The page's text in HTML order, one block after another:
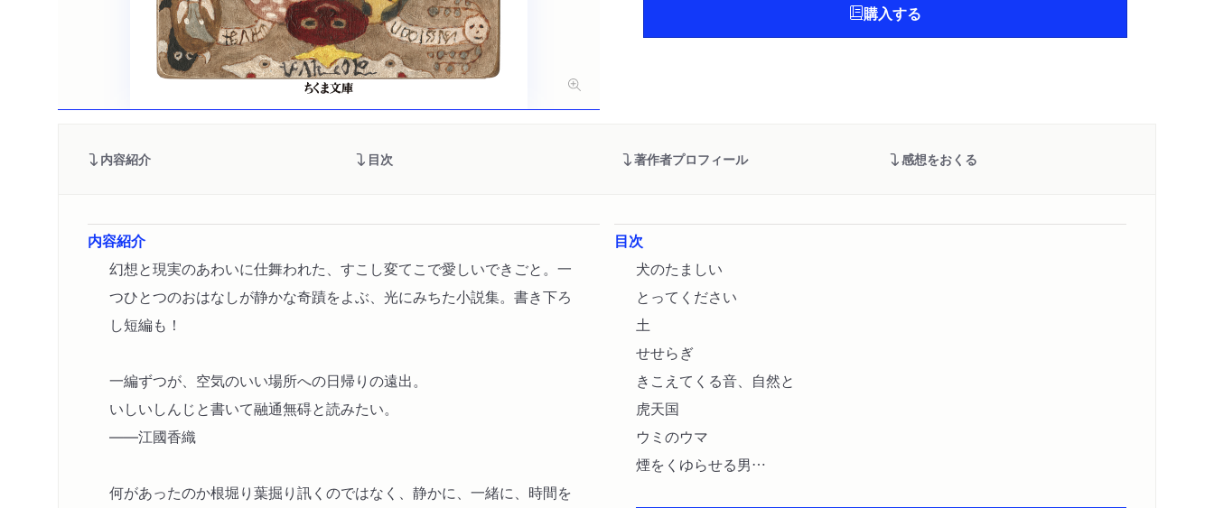
購入する
内容紹介 目次 著作者プロフィール 感想をおくる
内容紹介
幻想と現実のあわいに仕舞われた、すこし変てこで愛しいできごと。一
つひとつのおはなしが静かな奇蹟をよぶ、光にみちた小説集。書き下ろ
し短編も！
一編ずつが、空気のいい場所への日帰りの遠出。
いしいしんじと書いて融通無碍と読みたい。
――江國香織
何があったのか根堀り葉掘り訊くのではなく、静かに、一緒に、時間を
目次
犬のたましい
とってください
土
せせらぎ
きこえてくる音、自然と
虎天国
ウミのウマ
煙をくゆらせる男